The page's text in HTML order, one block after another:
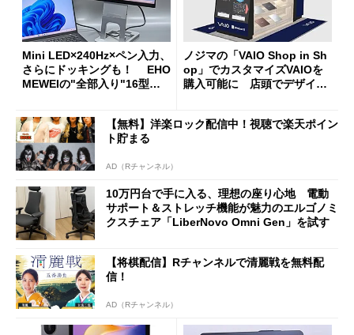
Mini LED×240Hz×ペン入力、
さらにドッキングも！ EHO
MEWEIの"全部入り"16型モ
ノジマの「VAIO Shop in Sh
op」でカスタマイズVAIOを
購入可能に 店頭でデザイン
【無料】洋楽ロック配信中！視聴で楽天ポイン
ト貯まる
AD（Rチャンネル）
10万円台で手に入る、理想の座り心地 電動
サポート＆ストレッチ機能が魅力のエルゴノミ
クスチェア「LiberNovo Omni Gen」を試す
【将棋配信】Rチャンネルで清麗戦を無料配
信！
AD（Rチャンネル）